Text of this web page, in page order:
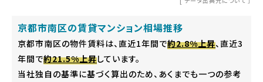
京都市南区の賃貸マンション相場推移
京都市南区の物件賃料は、直近1年間で約2.8%上昇、直近3
年間で約21.5%上昇しています。
当社独自の基準に基づく算出のため、あくまでも一つの参考